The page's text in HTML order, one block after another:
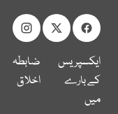
ایکسپریس
کے بارے
میں
ضابطہ
اخلاق